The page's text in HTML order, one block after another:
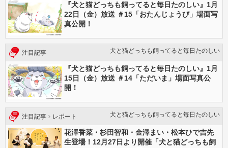
『犬と猫どっちも飼ってると毎日たのしい』1月
22日（金）放送 ＃15「おたんじょうび」場面写
真公開！
注目記事 犬と猫どっちも飼ってると毎日たのしい
『犬と猫どっちも飼ってると毎日たのしい』1月
15日（金）放送 ＃14「ただいま」場面写真公
開！
注目記事 レポート 犬と猫どっちも飼ってると毎日たのしい
花澤香菜・杉田智和・金澤まい・松本ひで吉先
生登場！12月27日より開催「犬と猫どっちも飼